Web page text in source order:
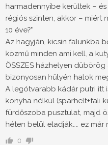
harmadennyibe kerültek –
régiós szinten, akkor – miért
10 éve?"
Az hagyján, kicsin falunkba
közmű minden ami kell, a
ÖSSZES házhelyen
bizonyosan hülyén halok
A legótvarabb kádár putri itt
konyha nélkül (sparhelt+fali
fürdőszoba pusztulat, majd
héten belül eladják.... ez már
0